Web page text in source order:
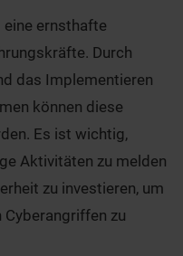
ernsthafte
Durch
das Implementieren
können diese
Es ist wichtig,
Aktivitäten zu melden
zu investieren, um
zu